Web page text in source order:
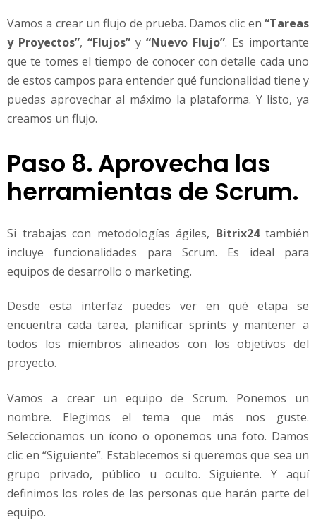
Vamos a crear un flujo de prueba. Damos clic en “Tareas
y Proyectos”, “Flujos” y “Nuevo Flujo”. Es importante
que te tomes el tiempo de conocer con detalle cada uno
de estos campos para entender qué funcionalidad tiene y
puedas aprovechar al máximo la plataforma. Y listo, ya
creamos un flujo.
Paso 8. Aprovecha las
herramientas de Scrum.
Si trabajas con metodologías ágiles, Bitrix24también
incluye funcionalidades para Scrum. Es ideal para
equipos de desarrollo o marketing.
Desde esta interfaz puedes ver en qué etapa se
encuentra cada tarea, planificar sprints y mantener a
todos los miembros alineados con los objetivos del
proyecto.
Vamos a crear un equipo de Scrum. Ponemos un
nombre. Elegimos el tema que más nos guste.
Seleccionamos un ícono o oponemos una foto. Damos
clic en “Siguiente”. Establecemos si queremos que sea un
grupo privado, público u oculto. Siguiente. Y aquí
definimos los roles de las personas que harán parte del
equipo.